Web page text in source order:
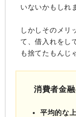
いないかもしれ
しかしそのメリ
て、借入れをし
も捨てたもんじ
消費者金
平均的な